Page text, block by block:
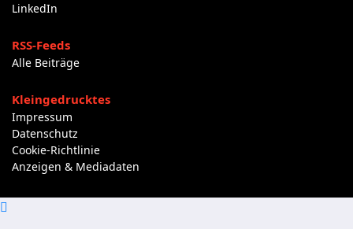
LinkedIn
RSS-Feeds
Alle Beiträge
Kleingedrucktes
Impressum
Datenschutz
Cookie-Richtlinie
Anzeigen & Mediadaten